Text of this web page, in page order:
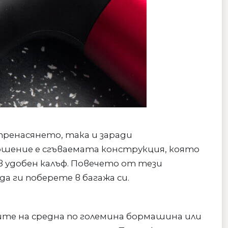
така и заради
е сгъваемата конструкция, която
калъф. Повечето от тези
ги поберете в багажа си.
на средна по големина бормашина или